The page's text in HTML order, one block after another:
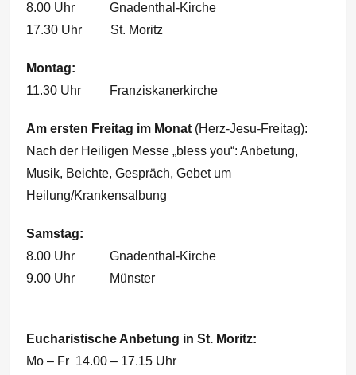
8.00 Uhr Gnadenthal-Kirche
17.30 Uhr St. Moritz
Montag:
11.30 Uhr Franziskanerkirche
Am ersten Freitag im Monat (Herz-Jesu-Freitag):
Nach der Heiligen Messe „bless you“: Anbetung,
Musik, Beichte, Gespräch, Gebet um
Heilung/Krankensalbung
Samstag:
8.00 Uhr Gnadenthal-Kirche
9.00 Uhr Münster
Eucharistische Anbetung in St. Moritz:
Mo – Fr 14.00 – 17.15 Uhr